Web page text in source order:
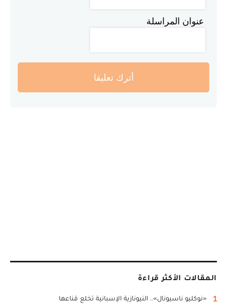
عنوان المراسلة
أترك تعليقا
المقالات الأكثر قراءة
1 «نوكليو ناسيونال».. النيونازية الإسبانية تخلع قناعها